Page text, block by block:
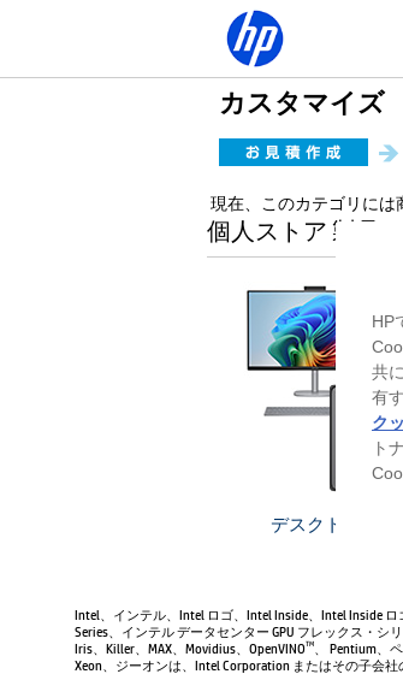
カスタマイズ
現在、このカテゴリには
個人ストア 製品
デスクトップ
Intel、インテル、Intel ロゴ、Intel Inside、Intel Inside ロ
Series、インテル データセンター GPU フレックス・シ
Iris、Killer、MAX、Movidius、OpenVINOTM
、 Pentium、
Xeon、ジーオンは、Intel Corporation またはその子会社
HP
共
有
ク
ト